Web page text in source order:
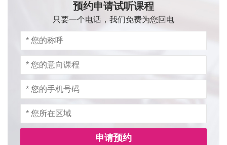
预约申请试听课程
只要一个电话，我们免费为您回电
申请预约